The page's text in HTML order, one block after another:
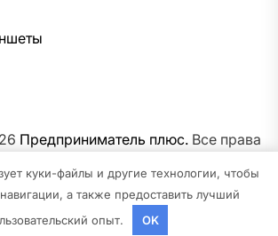
Предприниматель плюс. Все права
куки-файлы и другие технологии, чтобы
а также предоставить лучший
опыт.
OK